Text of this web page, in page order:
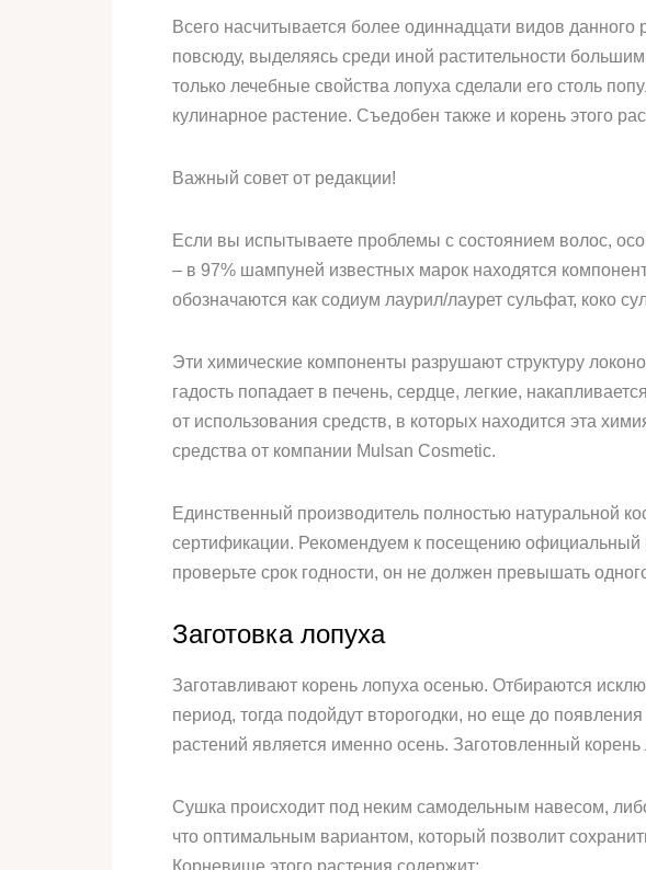
Всего насчитывается более одиннадцати видов
повсюду, выделяясь среди иной растительности
только лечебные свойства лопуха сделали его столь
кулинарное растение. Съедобен также и корень этого
Важный совет от редакции!
Если вы испытываете проблемы с состоянием волос,
– в 97% шампуней известных марок находятся
обозначаются как содиум лаурил/лаурет сульфат, коко
Эти химические компоненты разрушают структуру
гадость попадает в печень, сердце, легкие,
от использования средств, в которых находится эта
средства от компании Mulsan Сosmetic.
Единственный производитель полностью натуральной
сертификации. Рекомендуем к посещению официальный
проверьте срок годности, он не должен превышать
Заготовка лопуха
Заготавливают корень лопуха осенью. Отбираются
период, тогда подойдут второгодки, но еще до
растений является именно осень. Заготовленный
Сушка происходит под неким самодельным навесом,
что оптимальным вариантом, который позволит
Корневище этого растения содержит: